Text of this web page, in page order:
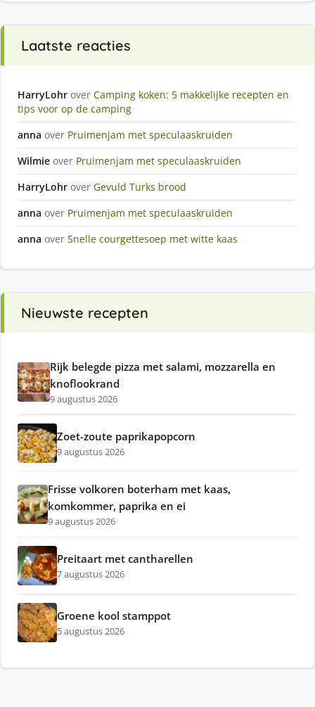
Laatste reacties
HarryLohr over Camping koken: 5 makkelijke recepten en
tips voor op de camping
anna over Pruimenjam met speculaaskruiden
Wilmie over Pruimenjam met speculaaskruiden
HarryLohr over Gevuld Turks brood
anna over Pruimenjam met speculaaskruiden
anna over Snelle courgettesoep met witte kaas
Nieuwste recepten
Rijk belegde pizza met salami, mozzarella en
knoflookrand
9 augustus 2026
Zoet-zoute paprikapopcorn
9 augustus 2026
Frisse volkoren boterham met kaas,
komkommer, paprika en ei
9 augustus 2026
Preitaart met cantharellen
7 augustus 2026
Groene kool stamppot
5 augustus 2026